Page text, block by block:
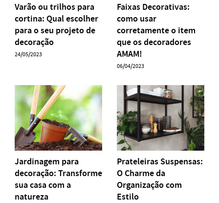
Varão ou trilhos para
cortina: Qual escolher
para o seu projeto de
decoração
24/05/2023
Faixas Decorativas:
como usar
corretamente o item
que os decoradores
AMAM!
06/04/2023
Jardinagem para
decoração: Transforme
sua casa com a
natureza
Prateleiras Suspensas:
O Charme da
Organização com
Estilo